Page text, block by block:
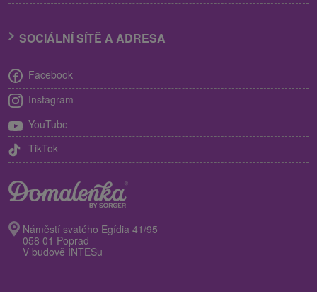
SOCIÁLNÍ SÍTĚ A ADRESA
Facebook
Instagram
YouTube
TikTok
Náměstí svatého Egídia 41/95
058 01 Poprad
V budově INTESu